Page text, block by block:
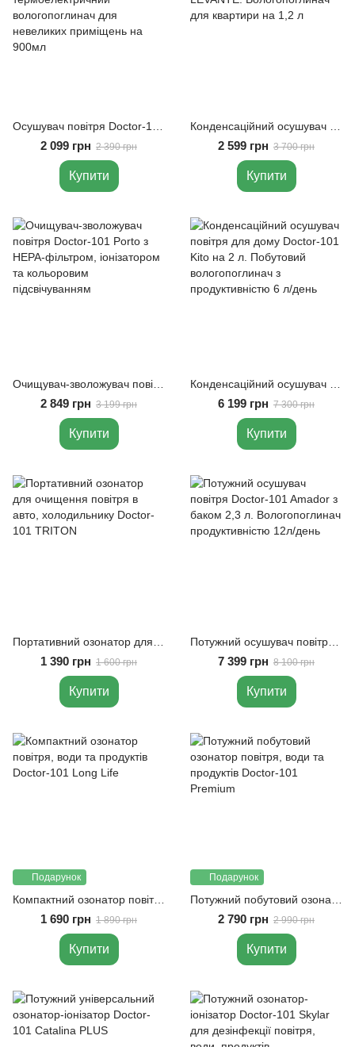
2 099 грн 2 390 грн
Купити
2 599 грн 3 700 грн
Купити
2 849 грн 3 199 грн
Купити
6 199 грн 7 300 грн
Купити
1 390 грн 1 600 грн
Купити
7 399 грн 8 100 грн
Купити
Подарунок
Компактний озонатор повітря, води та продуктів Doctor-101 Long Life
1 690 грн 1 890 грн
Купити
Подарунок
2 790 грн 2 990 грн
Купити